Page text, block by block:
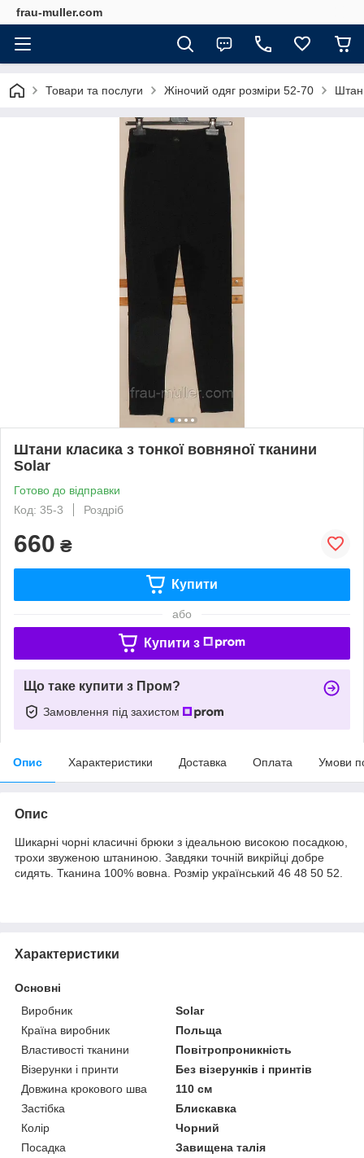
frau-muller.com
Товари та послуги Жіночий одяг розміри 52-70
Штани класика з тонкої вовняної тканини
Solar
Готово до відправки
Код: 35-3
Роздріб
660 ₴
Купити
або
Купити з
Що таке купити з Пром?
Замовлення під захистом
Опис Характеристики Доставка Оплата Умови
Опис
Шикарні чорні класичні брюки з ідеальною високою посадкою,
трохи звуженою штаниною. Завдяки точній викрійці добре
сидять. Тканина 100% вовна. Розмір український 46 48 50 52.
Характеристики
Основні
Виробник
Solar
Країна виробник
Польща
Властивості тканини
Повітропроникність
Візерунки і принти
Без візерунків і принтів
Довжина крокового шва
110 см
Застібка
Блискавка
Колір
Чорний
Посадка
Завищена талія